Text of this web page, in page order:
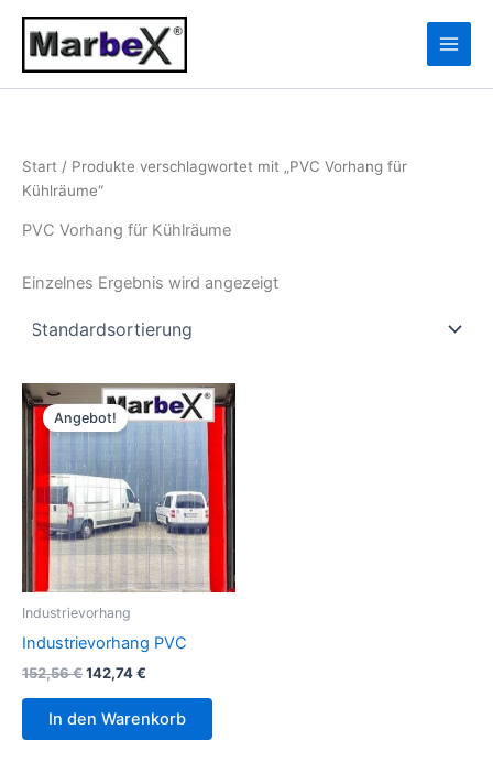
Zum
Inhalt
springen
Start / Produkte verschlagwortet mit „PVC Vorhang für
Kühlräume“
PVC Vorhang für Kühlräume
Einzelnes Ergebnis wird angezeigt
Angebot!
Industrievorhang
Industrievorhang PVC
152,56€
Ursprünglicher
Preis
war:
152,56 €
142,74€
Aktueller
Preis
ist:
142,74 €.
In den Warenkorb